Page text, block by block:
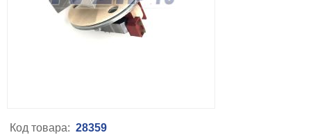
Код товара: 28359